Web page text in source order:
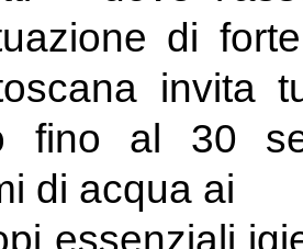
di
invita
fino al 30
di acqua ai